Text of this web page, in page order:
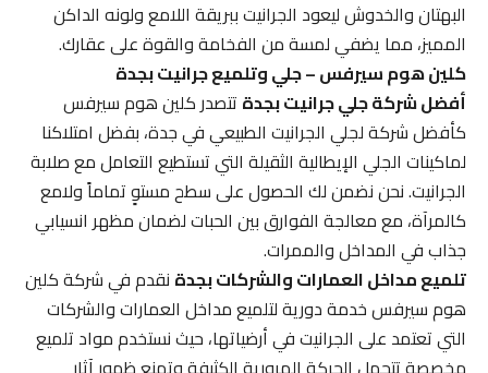
البهتان والخدوش ليعود الجرانيت ببريقة اللامع ولونه الداكن
المميز، مما يضفي لمسة من الفخامة والقوة على عقارك.
كلين هوم سيرفس – جلي وتلميع جرانيت بجدة
أفضل شركة جلي جرانيت بجدةتتصدر كلين هوم سيرفس
كأفضل شركة لجلي الجرانيت الطبيعي في جدة، بفضل امتلاكنا
لماكينات الجلي الإيطالية الثقيلة التي تستطيع التعامل مع صلابة
الجرانيت. نحن نضمن لك الحصول على سطح مستوٍ تماماً ولامع
كالمرآة، مع معالجة الفوارق بين الحبات لضمان مظهر انسيابي
جذاب في المداخل والممرات.
تلميع مداخل العمارات والشركات بجدةنقدم في شركة كلين
هوم سيرفس خدمة دورية لتلميع مداخل العمارات والشركات
التي تعتمد على الجرانيت في أرضياتها، حيث نستخدم مواد تلميع